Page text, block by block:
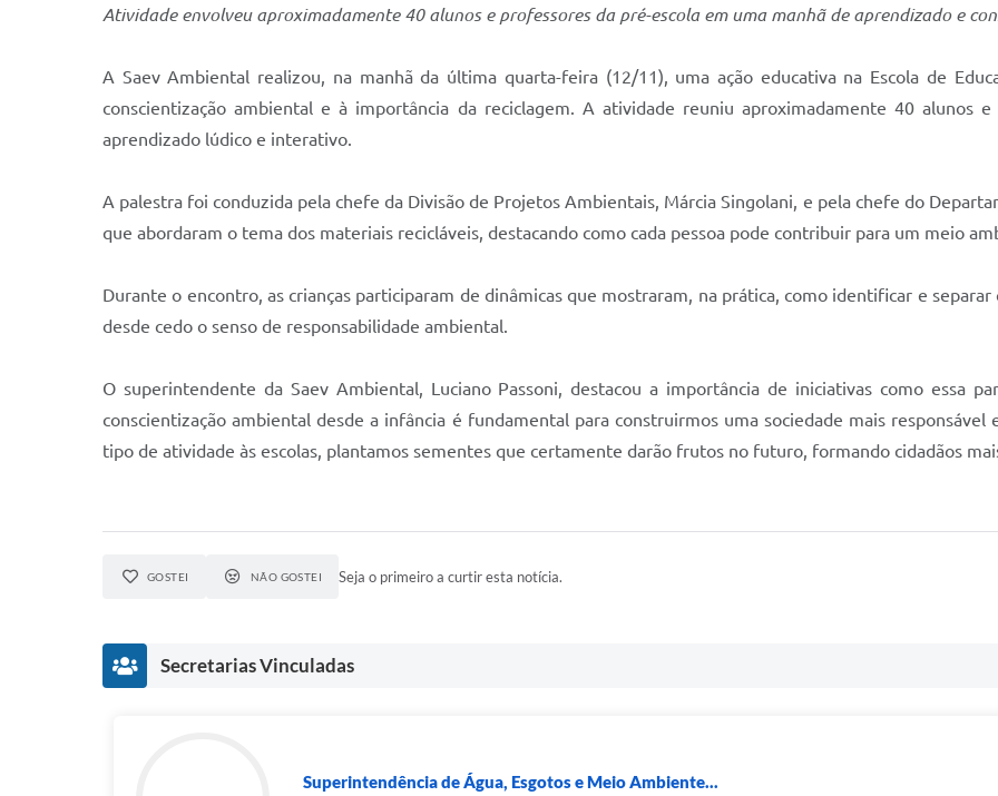
Atividade envolveu aproximadamente 40 alunos e professores da pré-escola em uma manhã de aprendizado e
A Saev Ambiental realizou, na manhã da última quarta-feira (12/11), uma ação educativa na Escola de
conscientização ambiental e à importância da reciclagem. A atividade reuniu aproximadamente 40 alunos
aprendizado lúdico e interativo.
A palestra foi conduzida pela chefe da Divisão de Projetos Ambientais, Márcia Singolani, e pela chefe do
que abordaram o tema dos materiais recicláveis, destacando como cada pessoa pode contribuir para um meio
Durante o encontro, as crianças participaram de dinâmicas que mostraram, na prática, como identificar e
desde cedo o senso de responsabilidade ambiental.
O superintendente da Saev Ambiental, Luciano Passoni, destacou a importância de iniciativas como essa
conscientização ambiental desde a infância é fundamental para construirmos uma sociedade mais
tipo de atividade às escolas, plantamos sementes que certamente darão frutos no futuro, formando cidadãos
GOSTEI NÃO GOSTEI Seja o primeiro a curtir esta notícia.
Secretarias Vinculadas
Superintendência de Água, Esgotos e Meio Ambiente...